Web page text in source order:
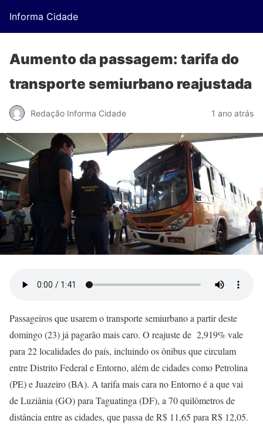
Informa Cidade
Aumento da passagem: tarifa do
transporte semiurbano reajustada
Redação Informa Cidade 1 ano atrás
Passageiros que usarem o transporte semiurbano a partir deste
domingo (23) já pagarão mais caro. O reajuste de 2,919% vale
para 22 localidades do país, incluindo os ônibus que circulam
entre Distrito Federal e Entorno, além de cidades como Petrolina
(PE) e Juazeiro (BA). A tarifa mais cara no Entorno é a que vai
de Luziânia (GO) para Taguatinga (DF), a 70 quilômetros de
distância entre as cidades, que passa de R$ 11,65 para R$ 12,05.